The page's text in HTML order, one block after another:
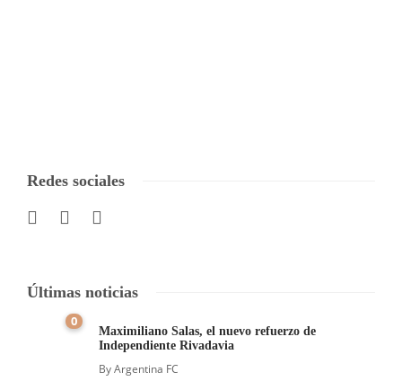
Redes sociales
Últimas noticias
0
Maximiliano Salas, el nuevo refuerzo de
Independiente Rivadavia
ByArgentina FC